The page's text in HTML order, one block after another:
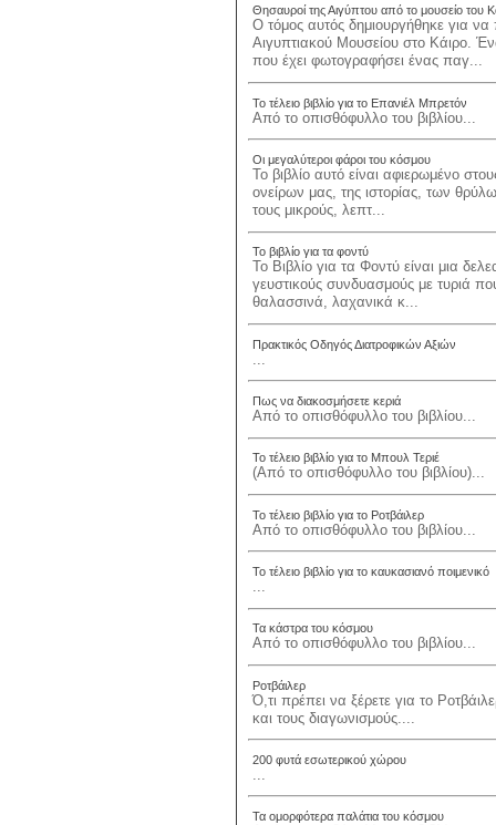
Θησαυροί της Αιγύπτου από το μουσείο του
Ο τόμος αυτός δημιουργήθηκε για να
Αιγυπτιακού Μουσείου στο Κάιρο.
που έχει φωτογραφήσει ένας παγ...
Το τέλειο βιβλίο για το Επανιέλ Μπρετόν
Από το οπισθόφυλλο του βιβλίου...
Οι μεγαλύτεροι φάροι του κόσμου
Το βιβλίο αυτό είναι αφιερωμένο
ονείρων μας, της ιστορίας, των
τους μικρούς, λεπτ...
Το βιβλίο για τα φοντύ
Το Βιβλίο για τα Φοντύ είναι μια
γευστικούς συνδυασμούς με τυριά
θαλασσινά, λαχανικά κ...
Πρακτικός Οδηγός Διατροφικών Αξιών
Πως να διακοσμήσετε κεριά
Από το οπισθόφυλλο του βιβλίου...
Το τέλειο βιβλίο για το Μπουλ Τεριέ
(Από το οπισθόφυλλο του βιβλίου)...
Το τέλειο βιβλίο για το Ροτβάιλερ
Από το οπισθόφυλλο του βιβλίου...
Το τέλειο βιβλίο για το καυκασιανό ποιμενικό
Τα κάστρα του κόσμου
Από το οπισθόφυλλο του βιβλίου...
Ροτβάιλερ
Ό,τι πρέπει να ξέρετε για το
και τους διαγωνισμούς....
200 φυτά εσωτερικού χώρου
Τα ομορφότερα παλάτια του κόσμου